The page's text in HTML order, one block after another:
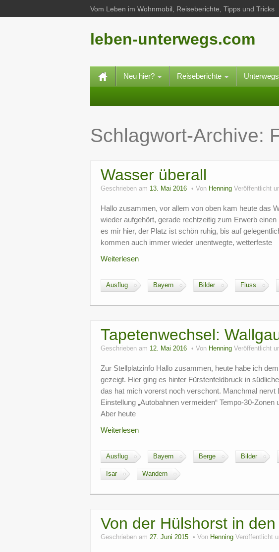
Vom Leben im Wohnmobil, Reiseberichte, Tipps und Tricks
leben-unterwegs.com
Neu hier? Reiseberichte Unterwegs
Schlagwort-Archive:
Wasser überall
Geschrieben am 13. Mai 2016 Von Henning Veröffentlicht
Hallo zusammen, vor allem von oben kam heute das
wieder aufgehört, gerade rechtzeitig zum Erwerb
es mir hier, der Platz ist schön ruhig, bis auf
kommen auch immer wieder unentwegte, wetterfeste
Weiterlesen
Ausflug Bayern Bilder Fluss
Tapetenwechsel:
Geschrieben am 12. Mai 2016 Von Henning Veröffentlicht
Zur Stellplatzinfo Hallo zusammen, heute habe ich
gezeigt. Hier ging es hinter Fürstenfeldbruck in
das hat mich vorerst noch verschont. Manchmal nervt
Einstellung „Autobahnen vermeiden“ Tempo-30-
Aber heute
Weiterlesen
Ausflug Bayern Berge Bilder
Isar Wandern
Von der Hülshorst in
Geschrieben am 27. Juni 2015 Von Henning Veröffentlicht